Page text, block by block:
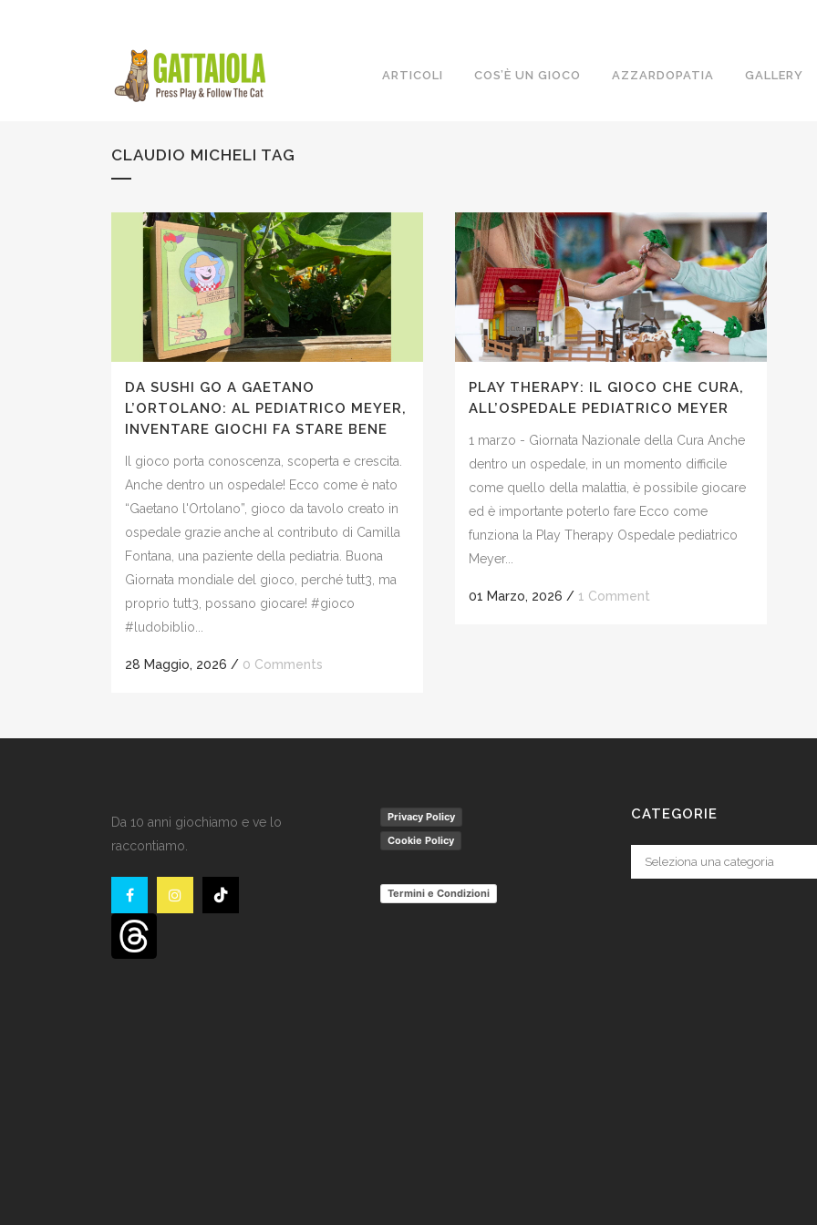
ARTICOLI COS’È UN GIOCO AZZARDOPATIA GALLERY
CLAUDIO MICHELI TAG
DA SUSHI GO A GAETANO
L’ORTOLANO: AL PEDIATRICO MEYER,
INVENTARE GIOCHI FA STARE BENE
Il gioco porta conoscenza, scoperta e crescita.
Anche dentro un ospedale! Ecco come è nato
“Gaetano l'Ortolano”, gioco da tavolo creato in
ospedale grazie anche al contributo di Camilla
Fontana, una paziente della pediatria. Buona
Giornata mondiale del gioco, perché tutt3, ma
proprio tutt3, possano giocare! #gioco
#ludobiblio...
28 Maggio, 2026 / 0 Comments
PLAY THERAPY: IL GIOCO CHE CURA,
ALL’OSPEDALE PEDIATRICO MEYER
1 marzo - Giornata Nazionale della Cura Anche
dentro un ospedale, in un momento difficile
come quello della malattia, è possibile giocare
ed è importante poterlo fare Ecco come
funziona la Play Therapy Ospedale pediatrico
Meyer...
01 Marzo, 2026 / 1 Comment
Da 10 anni giochiamo e ve lo
raccontiamo.
Privacy Policy
Cookie Policy
Termini e Condizioni
CATEGORIE
Categorie